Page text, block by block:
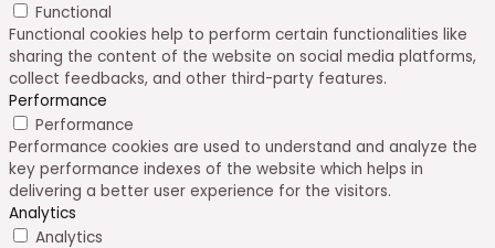
Functional
Functional cookies help to perform certain functionalities like
sharing the content of the website on social media platforms,
collect feedbacks, and other third-party features.
Performance
Performance
Performance cookies are used to understand and analyze the
key performance indexes of the website which helps in
delivering a better user experience for the visitors.
Analytics
Analytics